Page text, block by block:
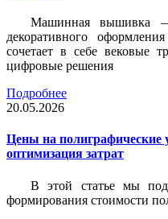
Машинная вышивка —
декоративного
сочетает в себе вековые
цифровые решения
Подробнее
20.05.2026
Цены на полиграфические
оптимизация затрат
В этой статье мы
формирования стоимости